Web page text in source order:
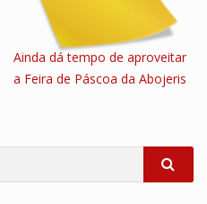
Ainda dá tempo de aproveitar
a Feira de Páscoa da Abojeris